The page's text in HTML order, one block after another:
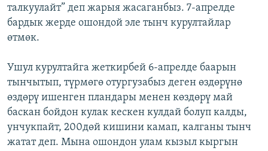
талкуулайт” деп жарыя жасаганбыз. 7-апрелде
бардык жерде ошондой эле тынч курултайлар
өтмөк.
Ушул курултайга жеткирбей 6-апрелде баарын
тынчытып, түрмөгө отургузабыз деген өздөрүнө
өздөрү ишенген пландары менен көздөрү май
баскан бойдон кулак кескен кулдай болуп калды,
унчукпайт, 200дөй кишини камап, калганы тынч
жатат деп. Мына ошондон улам кызыл кыргын